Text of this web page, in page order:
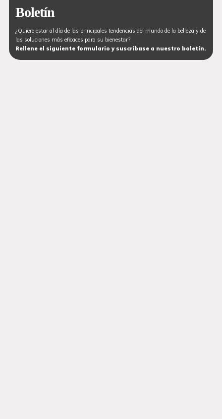
Boletín
¿Quiere estar al día de las principales tendencias del mundo de la belleza y de
las soluciones más eficaces para su bienestar?
Rellene el siguiente formulario y suscríbase a nuestro boletín.